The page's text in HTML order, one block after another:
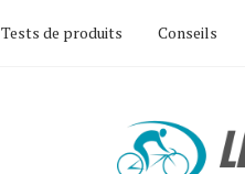
Tests de produits Conseils